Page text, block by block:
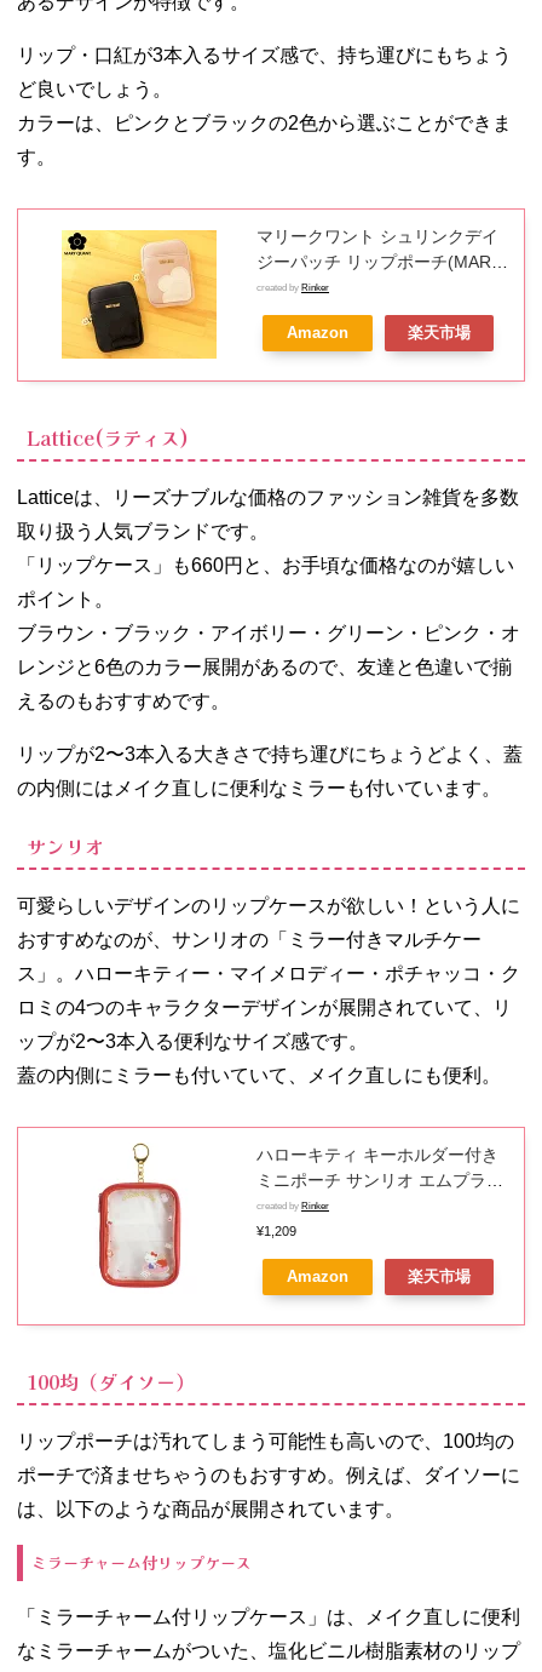
リップ・口紅が3本入るサイズ感で、持ち運びにもちょう
ど良いでしょう。
カラーは、ピンクとブラックの2色から選ぶことができま
す。
マリークワント シュリンクデイ
ジーパッチ リップポーチ(MARY
QUANT)【ポーチ 化粧ポーチ コ
スメ ケース レディース マリクワ
マリー クヮント デイジー MQ プ
created by Rinker
Amazon 楽天市場
Lattice(ラティス)
Latticeは、リーズナブルな価格のファッション雑貨を多数
取り扱う人気ブランドです。
「リップケース」も660円と、お手頃な価格なのが嬉しい
ポイント。
ブラウン・ブラック・アイボリー・グリーン・ピンク・オ
レンジと6色のカラー展開があるので、友達と色違いで揃
えるのもおすすめです。
リップが2〜3本入る大きさで持ち運びにちょうどよく、蓋
の内側にはメイク直しに便利なミラーも付いています。
サンリオ
可愛らしいデザインのリップケースが欲しい！という人に
おすすめなのが、サンリオの「ミラー付きマルチケー
ス」。ハローキティー・マイメロディー・ポチャッコ・ク
ロミの4つのキャラクターデザインが展開されていて、リ
ップが2〜3本入る便利なサイズ感です。
蓋の内側にミラーも付いていて、メイク直しにも便利。
ハローキティ キーホルダー付き
ミニポーチ サンリオ エムプラン
小物入れ かわいい キャラクター
グッズ メール便可 シネマコレク
ション プレゼント 男の子 女の子
ギフト
created by Rinker
¥1,209
Amazon 楽天市場
100均（ダイソー）
リップポーチは汚れてしまう可能性も高いので、100均の
ポーチで済ませちゃうのもおすすめ。例えば、ダイソーに
は、以下のような商品が展開されています。
ミラーチャーム付リップケース
「ミラーチャーム付リップケース」は、メイク直しに便利
なミラーチャームがついた、塩化ビニル樹脂素材のリップ